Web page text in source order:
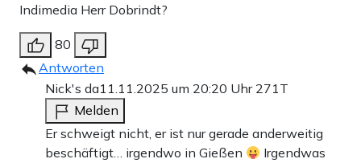
Indimedia Herr Dobrindt?
80
Antworten
Nick's da11.11.2025 um 20:20 Uhr 271T
Melden
Er schweigt nicht, er ist nur gerade anderweitig
beschäftigt… irgendwo in Gießen
Irgendwas